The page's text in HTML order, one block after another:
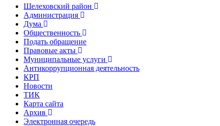
Шелеховский район
Администрация
Дума
Общественность
Подать обращение
Правовые акты
Муниципальные услуги
Антикоррупционная деятельность
КРП
Новости
ТИК
Карта сайта
Архив
Электронная очередь